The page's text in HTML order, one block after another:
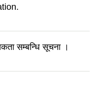
सम्बन्धि सूचना ।